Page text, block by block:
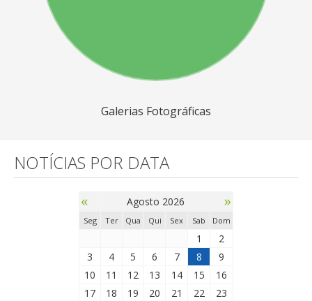
Galerias Fotográficas
NOTÍCIAS POR DATA
« Agosto 2026 »
Seg Ter Qua Qui Sex Sab Dom
1
2
3
4 5 6 7 8
9
10
11 12 13 14 15
16
17
18 19 20 21 22
23